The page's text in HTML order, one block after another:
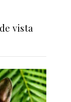
vista